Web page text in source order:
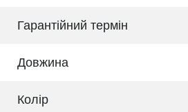
Гарантійний термін
Довжина
Колір